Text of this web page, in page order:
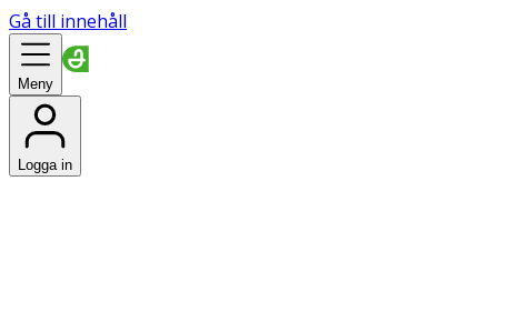
Gå till innehåll
Meny
Logga in